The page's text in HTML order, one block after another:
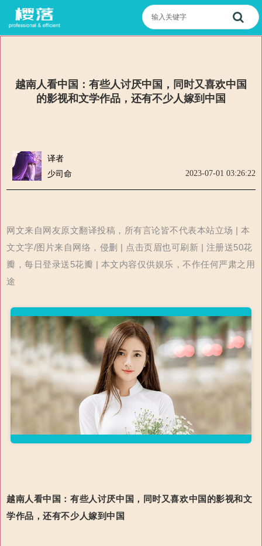
越南人看中国：有些人讨厌中国，同时又喜欢中国
的影视和文学作品，还有不少人嫁到中国
译者
少司命
2023-07-01 03:26:22
网文来自网友原文翻译投稿，所有言论皆不代表本站立场 | 本
文文字/图片来自网络，侵删 | 点击页眉也可刷新 | 注册送50花
瓣，每日登录送5花瓣 | 本文内容仅供娱乐，不作任何严肃之用
途
越南人看中国：有些人讨厌中国，同时又喜欢中国的影视和文
学作品，还有不少人嫁到中国